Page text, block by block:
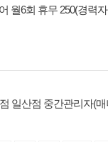
월6회 휴무 250(경력
일산점 중간관리자(